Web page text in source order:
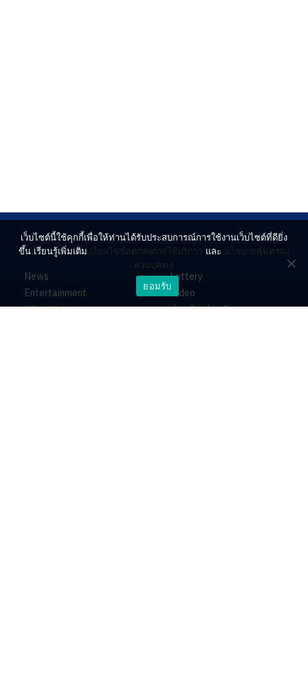
News
Entertainment
Lifestyle
Lottery
Video
ร่วมด้วยช่วยกัน
เว็บไซต์นี้ใช้คุกกี้เพื่อให้ท่านได้รับประสบการณ์การใช้งานเว็บไซต์ที่ดียิ่ง
ขึ้น เรียนรู้เพิ่มเติม เงื่อนไขข้อตกลงการใช้บริการ และ นโยบายคุ้มครอง
ส่วนบุคคล
ยอมรับ